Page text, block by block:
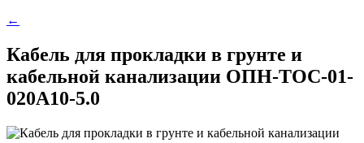
←
Кабель для прокладки в грунте и
кабельной канализации ОПН-ТОС-01-
020А10-5.0